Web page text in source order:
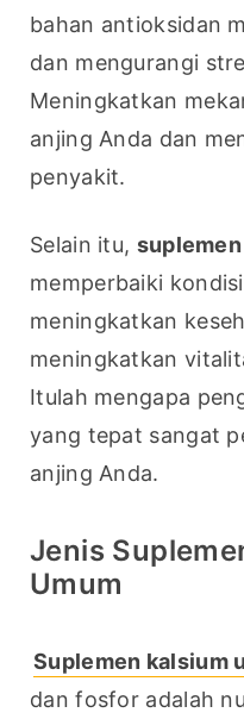
bahan antioksidan
dan mengurangi
Meningkatkan
anjing Anda dan
penyakit.
Selain itu,
memperbaiki
meningkatkan
meningkatkan
Itulah mengapa
yang tepat sangat
anjing Anda.
Jenis
Umum
Suplemen kalsium
dan fosfor adalah